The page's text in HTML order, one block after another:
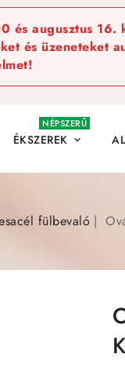
és augusztus 16.
és üzeneteket
ÉKSZEREK 
NÉPSZERŰ
fülbevaló